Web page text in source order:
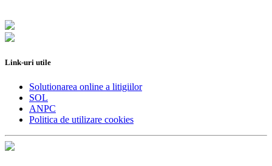
Link-uri utile
Solutionarea online a litigiilor
SOL
ANPC
Politica de utilizare cookies